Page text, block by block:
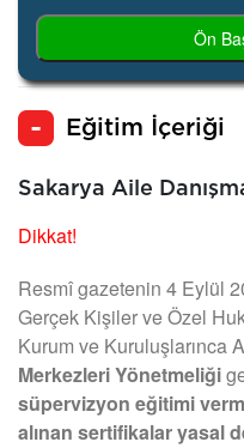
Ön
Eğitim İçeriği
Sakarya Aile
Dikkat!
Resmî gazetenin 4 Eylül
Gerçek Kişiler ve Özel
Kurum ve Kuruluşlarınca
Merkezleri Yönetmeliği
süpervizyon eğitimi
alınan sertifikalar yasal